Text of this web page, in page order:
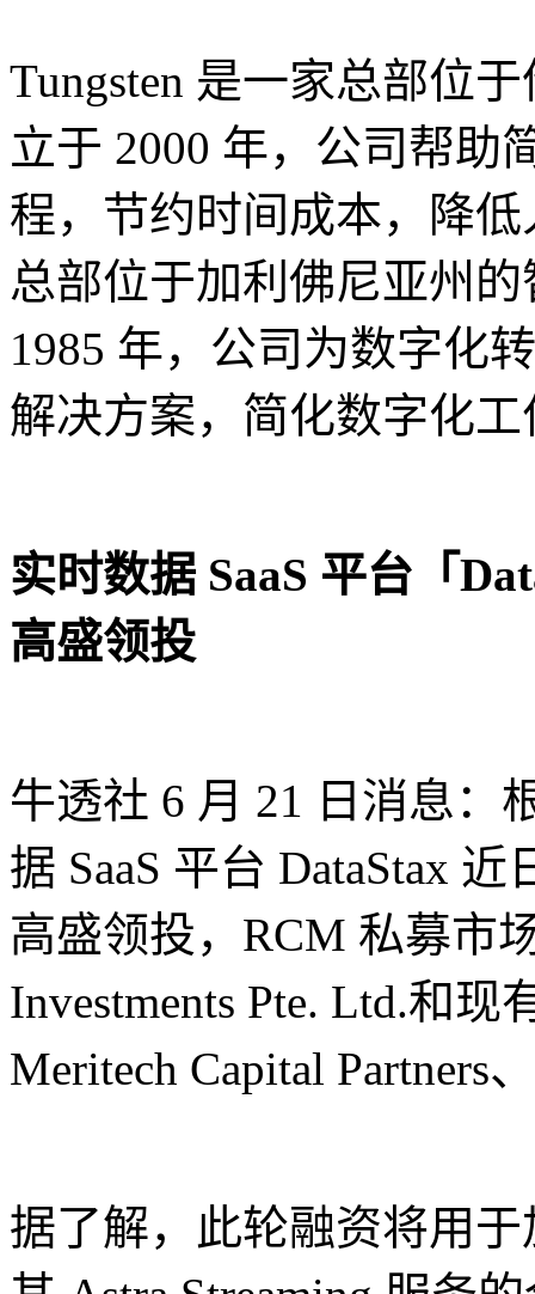
Tungsten 是一家总部位
立于 2000 年，公司帮助
程，节约时间成本，降
总部位于加利佛尼亚州
1985 年，公司为数字化
解决方案，简化数字化
实时数据 SaaS 平台「
高盛领投
牛透社 6 月 21 日消息：
据 SaaS 平台 DataStax
高盛领投，RCM 私募市
Investments Pte. Ltd.和现
Meritech Capital Partners
据了解，此轮融资将用